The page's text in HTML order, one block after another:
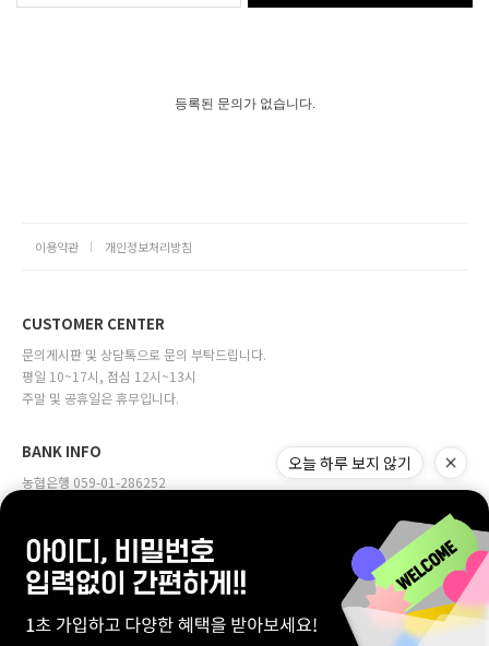
등록된 문의가 없습니다.
이용약관 개인정보처리방침
CUSTOMER CENTER
문의게시판 및 상담톡으로 문의 부탁드립니다.
평일 10~17시, 점심 12시~13시
주말 및 공휴일은 휴무입니다.
BANK INFO
농협은행 059-01-286252
company:주식회사 다원물산 | owner:정근용
Address:서울특별시 마포구 월드컵로 31, 4층(합정동, 오벨리움빌딩)
Online sales license:서대문구청 제2002-00028호
Business license:111-81-29892[사업자번호확인]